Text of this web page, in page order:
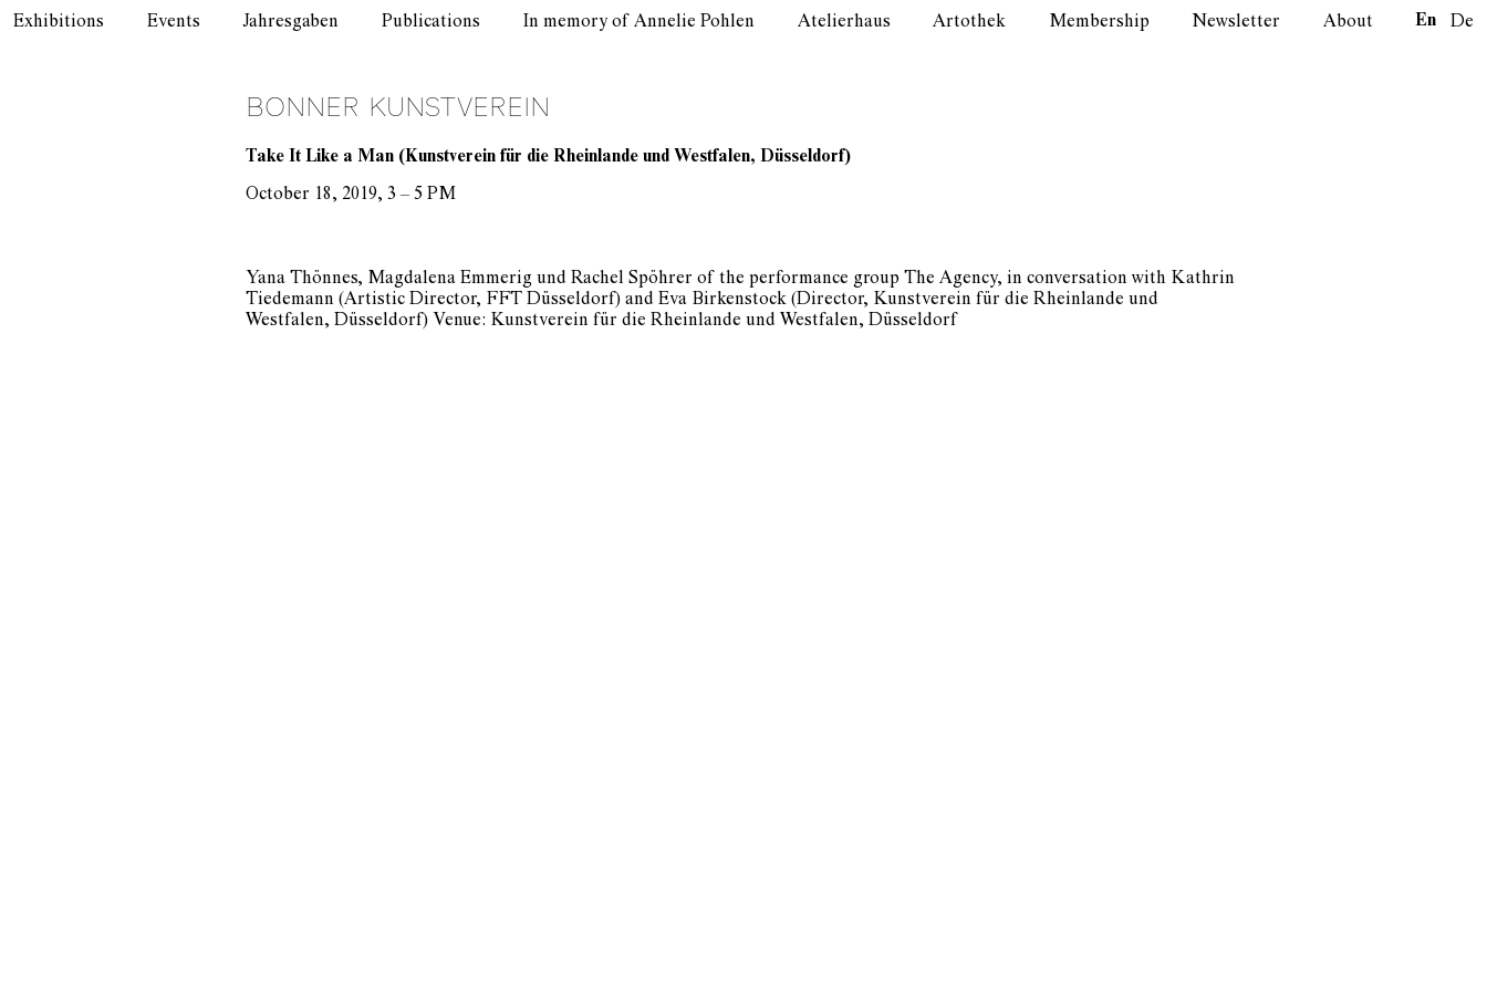
BONNER KUNSTVEREIN
Exhibitions Events Jahresgaben Publications In memory of Annelie Pohlen Atelierhaus Artothek Membership Newsletter About En De
Take It Like a Man (Kunstverein für die Rheinlande und Westfalen, Düsseldorf)
October 18, 2019, 3 – 5 PM
Yana Thönnes, Magdalena Emmerig und Rachel Spöhrer of the performance group The Agency, in conversation with Kathrin
Tiedemann (Artistic Director, FFT Düsseldorf) and Eva Birkenstock (Director, Kunstverein für die Rheinlande und
Westfalen, Düsseldorf) Venue: Kunstverein für die Rheinlande und Westfalen, Düsseldorf